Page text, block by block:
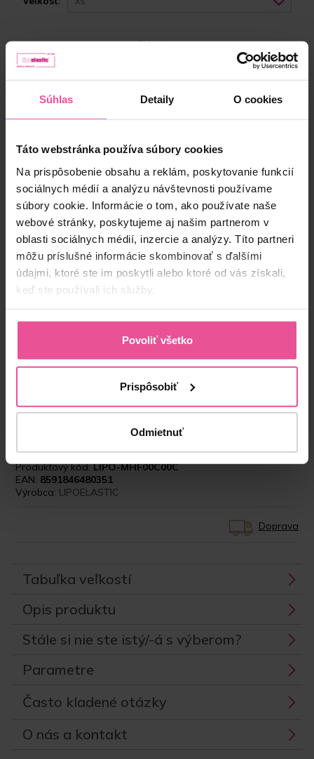
Súhlas Detaily O cookies
Táto webstránka používa súbory cookies
Na prispôsobenie obsahu a reklám, poskytovanie funkcií
sociálnych médií a analýzu návštevnosti používame
súbory cookie. Informácie o tom, ako používate naše
webové stránky, poskytujeme aj našim partnerom v
oblasti sociálnych médií, inzercie a analýzy. Títo partneri
môžu príslušné informácie skombinovať s ďalšími
údajmi, ktoré ste im poskytli alebo ktoré od vás získali,
keď ste používali ich služby.
Povoliť všetko
Prispôsobiť
Odmietnuť
Skladom
Vyberte si správnu veľkosť
100,90 €
+ Vložiť do košíka
a predísť prípadným komplikáciám. Preto
používam prádlo od Lipoelastic. Moje skúsenosti
naozaj široké portfólio, čo mi umožňuje výber “na
vybrať presne to, čo potrebuje po každom
Produktový kód:LIPO-MHF00C00C
EAN: 8591846480351
Výrobca: LIPOELASTIC
Doprava
Tabuľka veľkostí
Opis produktu
Stále si nie ste istý/-á s výberom?
Parametre
Často kladené otázky
O nás a kontakt